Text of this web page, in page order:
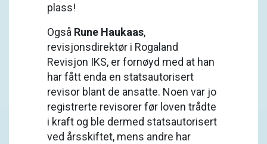
plass!
Også Rune Haukaas,
revisjonsdirektør i Rogaland
Revisjon IKS, er fornøyd med at han
har fått enda en statsautorisert
revisor blant de ansatte. Noen var jo
registrerte revisorer før loven trådte
i kraft og ble dermed statsautorisert
ved årsskiftet, mens andre har